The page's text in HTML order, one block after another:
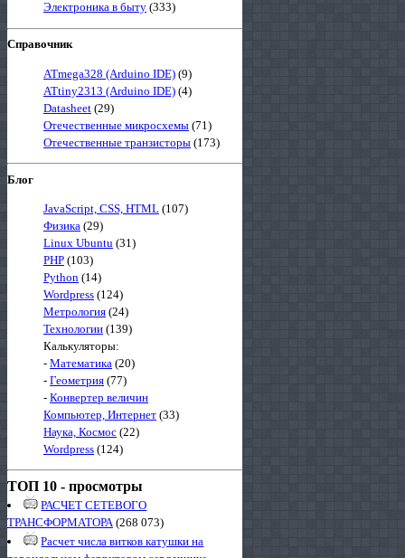
Электроника в быту (333)
Справочник
ATmega328 (Arduino IDE) (9)
ATtiny2313 (Arduino IDE) (4)
Datasheet (29)
Отечественные микросхемы (71)
Отечественные транзисторы (173)
Блог
JavaScript, CSS, HTML (107)
Физика (29)
Linux Ubuntu (31)
PHP (103)
Python (14)
Wordpress (124)
Метрология (24)
Технологии (139)
Калькуляторы:
- Математика (20)
- Геометрия (77)
- Конвертер величин
Компьютер, Интернет (33)
Наука, Космос (22)
Wordpress (124)
ТОП 10 - просмотры
РАСЧЕТ СЕТЕВОГО
ТРАНСФОРМАТОРА(268 073)
Расчет числа витков катушки на